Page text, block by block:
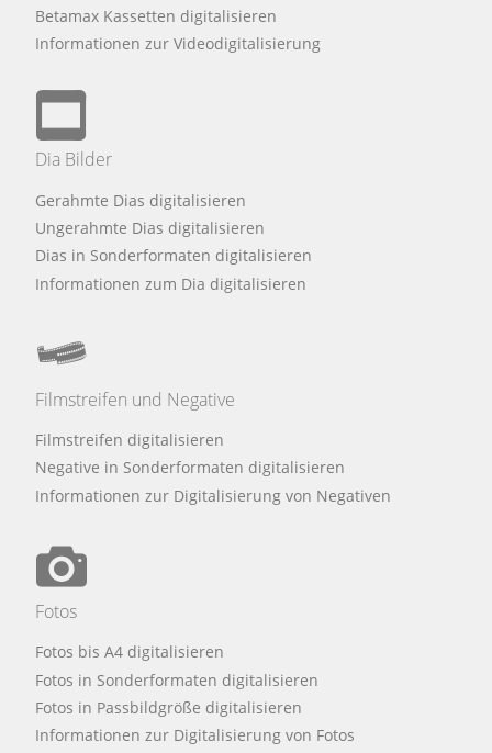
Betamax Kassetten digitalisieren
Informationen zur Videodigitalisierung
Dia Bilder
Gerahmte Dias digitalisieren
Ungerahmte Dias digitalisieren
Dias in Sonderformaten digitalisieren
Informationen zum Dia digitalisieren
Filmstreifen und Negative
Filmstreifen digitalisieren
Negative in Sonderformaten digitalisieren
Informationen zur Digitalisierung von Negativen
Fotos
Fotos bis A4 digitalisieren
Fotos in Sonderformaten digitalisieren
Fotos in Passbildgröße digitalisieren
Informationen zur Digitalisierung von Fotos